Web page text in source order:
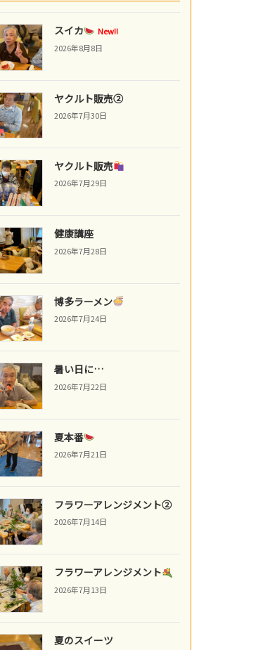
スイカ
New!!
2026年8月8日
ヤクルト販売②
2026年7月30日
ヤクルト販売
2026年7月29日
健康講座
2026年7月28日
博多ラーメン
2026年7月24日
暑い日に…
2026年7月22日
夏本番
2026年7月21日
フラワーアレンジメント②
2026年7月14日
フラワーアレンジメント
2026年7月13日
夏のスイーツ